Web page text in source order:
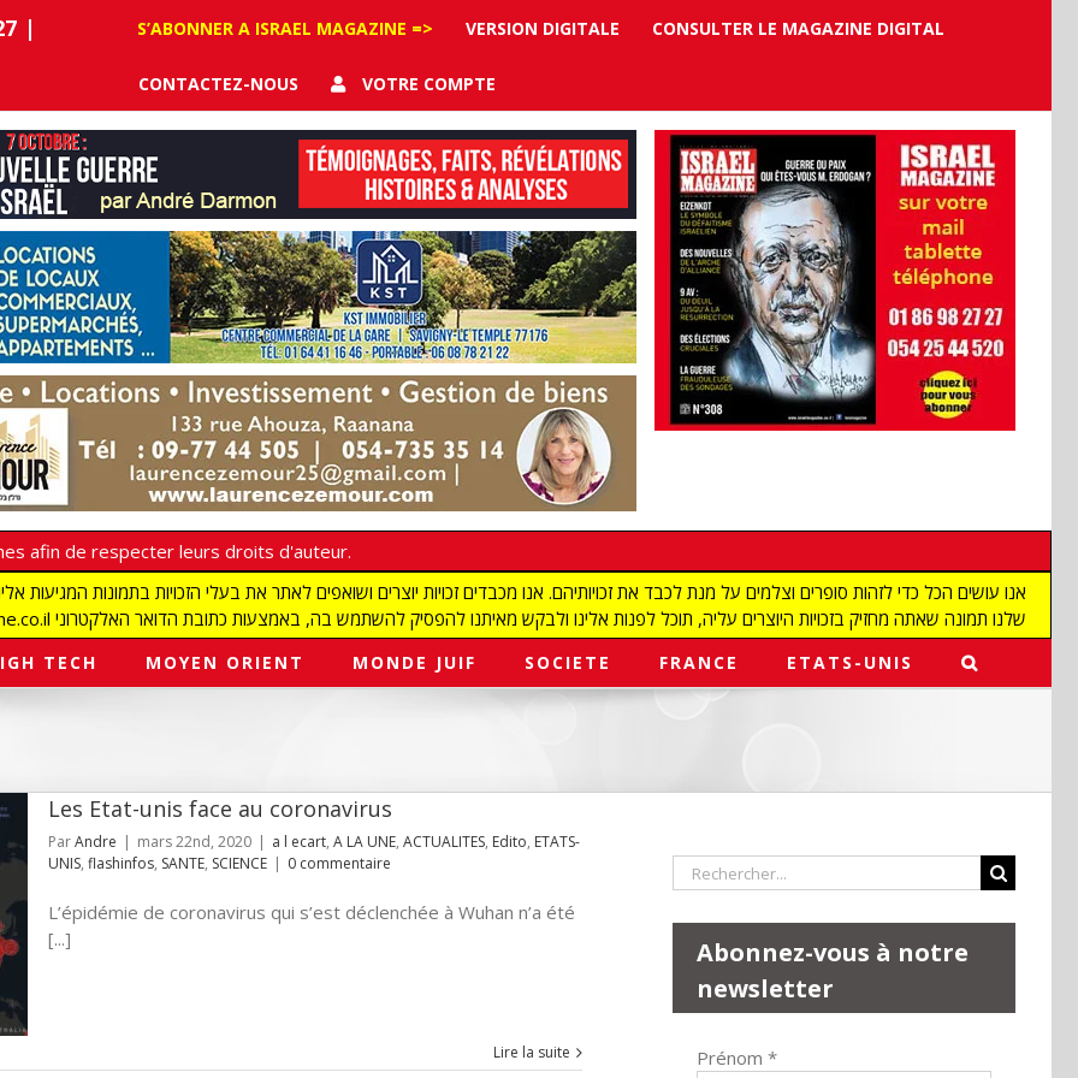
|
S’ABONNER A ISRAEL MAGAZINE => VERSION DIGITALE CONSULTER LE MAGAZINE DIGITAL
CONTACTEZ-NOUS VOTRE COMPTE
afin de respecter leurs droits d'auteur.
redaction@israelmagazine.co.il שלנו תמונה שאתה מחזיק בזכויות היוצרים עליה, תוכל לפנות אלינו ולבקש מאיתנו להפסיק להשתמש בה, באמצעות כתובת הדואר האלקטרוני
TECH MOYEN ORIENT MONDE JUIF SOCIETE FRANCE ETATS-UNIS
Les Etat-unis face au coronavirus
ParAndre | mars 22nd, 2020 | a l ecart, A LA UNE, ACTUALITES, Edito, ETATS-
UNIS, flashinfos, SANTE, SCIENCE | 0 commentaire
L’épidémie de coronavirus qui s’est déclenchée à Wuhan n’a été
[...]
Lire la suite
Rechercher:
Abonnez-vous à notre
newsletter
Prénom *